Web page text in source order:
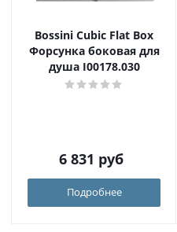
Bossini Cubic Flat Box
Форсунка боковая для
душа I00178.030
6 831 руб
Подробнее